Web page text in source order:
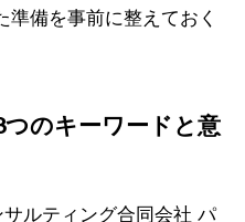
備を事前に整えておく
のキーワードと意
ルティング合同会社 パ